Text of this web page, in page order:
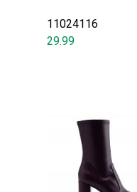
11024116
29.99